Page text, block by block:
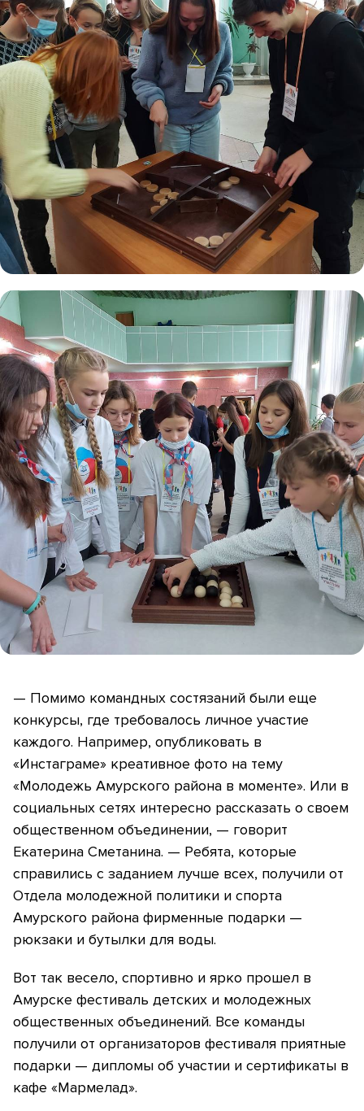
— Помимо командных состязаний были еще
конкурсы, где требовалось личное участие
каждого. Например, опубликовать в
«Инстаграме» креативное фото на тему
«Молодежь Амурского района в моменте». Или в
социальных сетях интересно рассказать о своем
общественном объединении, — говорит
Екатерина Сметанина. — Ребята, которые
справились с заданием лучше всех, получили от
Отдела молодежной политики и спорта
Амурского района фирменные подарки —
рюкзаки и бутылки для воды.
Вот так весело, спортивно и ярко прошел в
Амурске фестиваль детских и молодежных
общественных объединений. Все команды
получили от организаторов фестиваля приятные
подарки — дипломы об участии и сертификаты в
кафе «Мармелад».